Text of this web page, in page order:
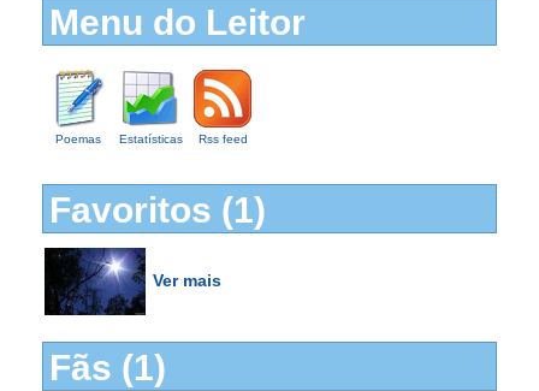
Menu do Leitor
Poemas Estatísticas Rss feed
Favoritos (1)
Ver mais
Fãs (1)